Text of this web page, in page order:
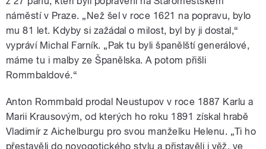
náměstí v Praze. „Než šel v roce 1621 na popravu, bylo
mu 81 let. Kdyby si zažádal o milost, byl by ji dostal,“
vypráví Michal Farník. „Pak tu byli španělští generálové,
máme tu i malby ze Španělska. A potom přišli
Rommbaldové.“
Anton Rommbald prodal Neustupov v roce 1887 Karlu a
Marii Krausovým, od kterých ho roku 1891 získal hrabě
Vladimír z Aichelburgu pro svou manželku Helenu. „Ti ho
přestavěli do novogotického stylu a přistavěli i věž, ve